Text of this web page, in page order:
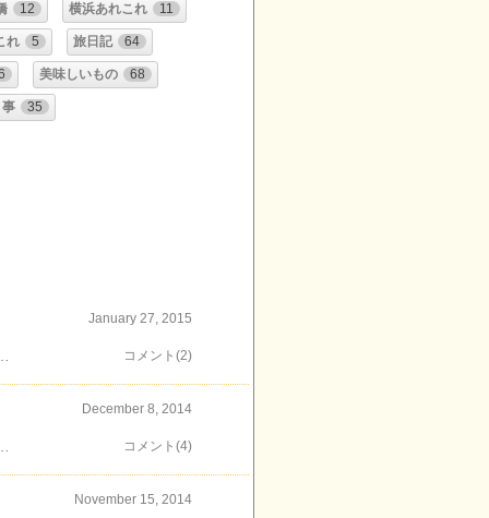
12 横浜あれこれ 11
れ 5 旅日記 64
美味しいもの 68
事 35
January 27, 2015
コメント(2)
December 8, 2014
コメント(4)
November 15, 2014